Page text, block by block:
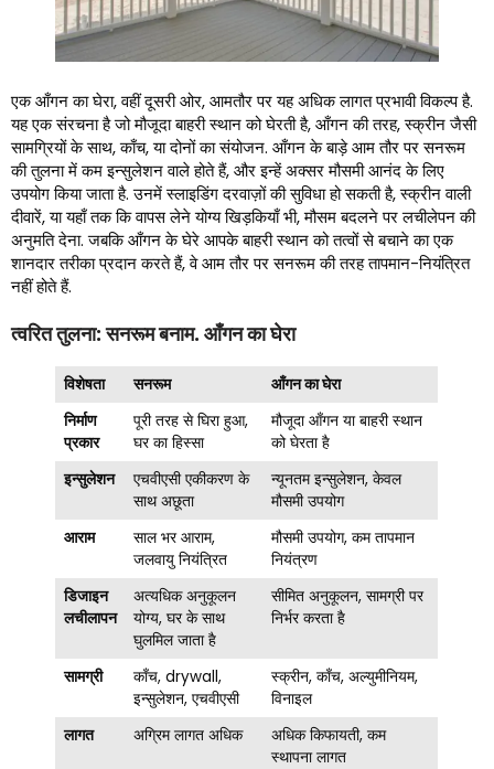
एक आँगन का घेरा, वहीं दूसरी ओर, आमतौर पर यह अधिक लागत प्रभावी विकल्प है.
यह एक संरचना है जो मौजूदा बाहरी स्थान को घेरती है, आँगन की तरह, स्क्रीन जैसी
सामग्रियों के साथ, काँच, या दोनों का संयोजन. आँगन के बाड़े आम तौर पर सनरूम
की तुलना में कम इन्सुलेशन वाले होते हैं, और इन्हें अक्सर मौसमी आनंद के लिए
उपयोग किया जाता है. उनमें स्लाइडिंग दरवाज़ों की सुविधा हो सकती है, स्क्रीन वाली
दीवारें, या यहाँ तक कि वापस लेने योग्य खिड़कियाँ भी, मौसम बदलने पर लचीलेपन की
अनुमति देना. जबकि आँगन के घेरे आपके बाहरी स्थान को तत्वों से बचाने का एक
शानदार तरीका प्रदान करते हैं, वे आम तौर पर सनरूम की तरह तापमान-नियंत्रित
नहीं होते हैं.
त्वरित तुलना: सनरूम बनाम. आँगन का घेरा
विशेषता सनरूम
आँगन का घेरा
निर्माण
प्रकार
पूरी तरह से घिरा हुआ,
घर का हिस्सा
मौजूदा आँगन या बाहरी स्थान
को घेरता है
इन्सुलेशन
एचवीएसी एकीकरण के
साथ अछूता
न्यूनतम इन्सुलेशन, केवल
मौसमी उपयोग
आराम
साल भर आराम,
जलवायु नियंत्रित
मौसमी उपयोग, कम तापमान
नियंत्रण
डिजाइन
लचीलापन
अत्यधिक अनुकूलन
योग्य, घर के साथ
घुलमिल जाता है
सीमित अनुकूलन, सामग्री पर
निर्भर करता है
सामग्री
काँच, drywall,
इन्सुलेशन, एचवीएसी
स्क्रीन, काँच, अल्युमीनियम,
विनाइल
लागत
अग्रिम लागत अधिक
अधिक किफायती, कम
स्थापना लागत